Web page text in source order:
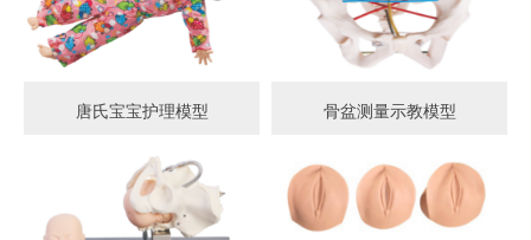
唐氏宝宝护理模型 骨盆测量示教模型